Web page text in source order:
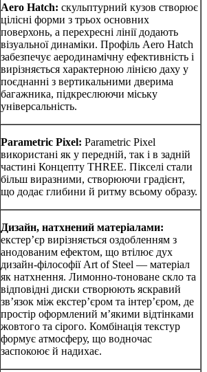
Aero Hatch: скульптурний кузов створює
цілісні форми з трьох основних
поверхонь, а перехресні лінії додають
візуальної динаміки. Профіль Aero Hatch
забезпечує аеродинамічну ефективність і
вирізняється характерною лінією даху у
поєднанні з вертикальними дверима
багажника, підкреслюючи міську
універсальність.
Parametric Pixel: Parametric Pixel
використані як у передній, так і в задній
частині Концепту THREE. Пікселі стали
більш виразними, створюючи градієнт,
що додає глибини й ритму всьому образу.
Дизайн, натхнений матеріалами:
екстер’єр вирізняється оздобленням з
анодованим ефектом, що втілює дух
дизайн-філософії Art of Steel — матеріал
як натхнення. Лимонно-тоноване скло та
відповідні диски створюють яскравий
зв’язок між екстер’єром та інтер’єром, де
простір оформлений м’якими відтінками
жовтого та сірого. Комбінація текстур
формує атмосферу, що водночас
заспокоює й надихає.